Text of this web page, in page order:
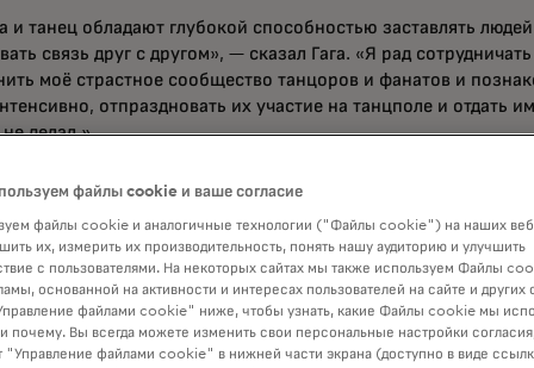
и танец обладают глубокой способностью заставлять
связь друг с другом», — сказал Гага. «Я рад
моё страстное сообщество танцоров и фанатов и
отпраздновать их участие на танцполе и отдать
делал.»
выиграть абсолютный Бесценный Опыт —
в специальном выпуске клипа «Abracadabra»
вечеринку Lady Gaga's Club MAYHEM, где сама
— фанаты могут поделиться своими танцами
и других избранных платформах вместе с
заявку наpriceless.com/gaga opens in a new tab
*.
любимая артистка, как Леди Гага, оказывает такое
файлы cookie и ваше согласие
файлы cookie и аналогичные технологии ("Файлы cookie") на наших
их, измерить их производительность, понять нашу аудиторию и улучшить
с пользователями. На некоторых сайтах мы также используем Файлы
основанной на активности и интересах пользователей на сайте и других
файлами cookie" ниже, чтобы узнать, какие Файлы cookie мы
почему. Вы всегда можете изменить свои персональные настройки
"Управление файлами cookie" в нижней части экрана (доступно в виде